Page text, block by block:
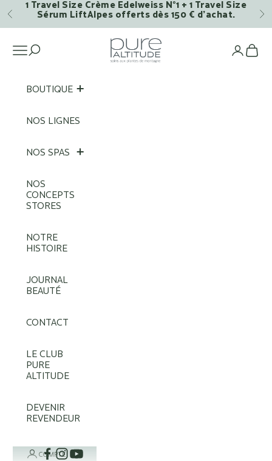
Passer au contenu
Précédent
1 Travel Size Crème Edelweiss N°1 + 1 Travel Size
Sérum LiftAlpes offerts dès 150 € d’achat.
Pure Altitude
Ouvrir la navigation
BOUTIQUE
NOS LIGNES
NOS SPAS
NOS
CONCEPTS
STORES
NOTRE
HISTOIRE
JOURNAL
BEAUTÉ
CONTACT
LE CLUB
PURE
ALTITUDE
DEVENIR
REVENDEUR
COMPTE